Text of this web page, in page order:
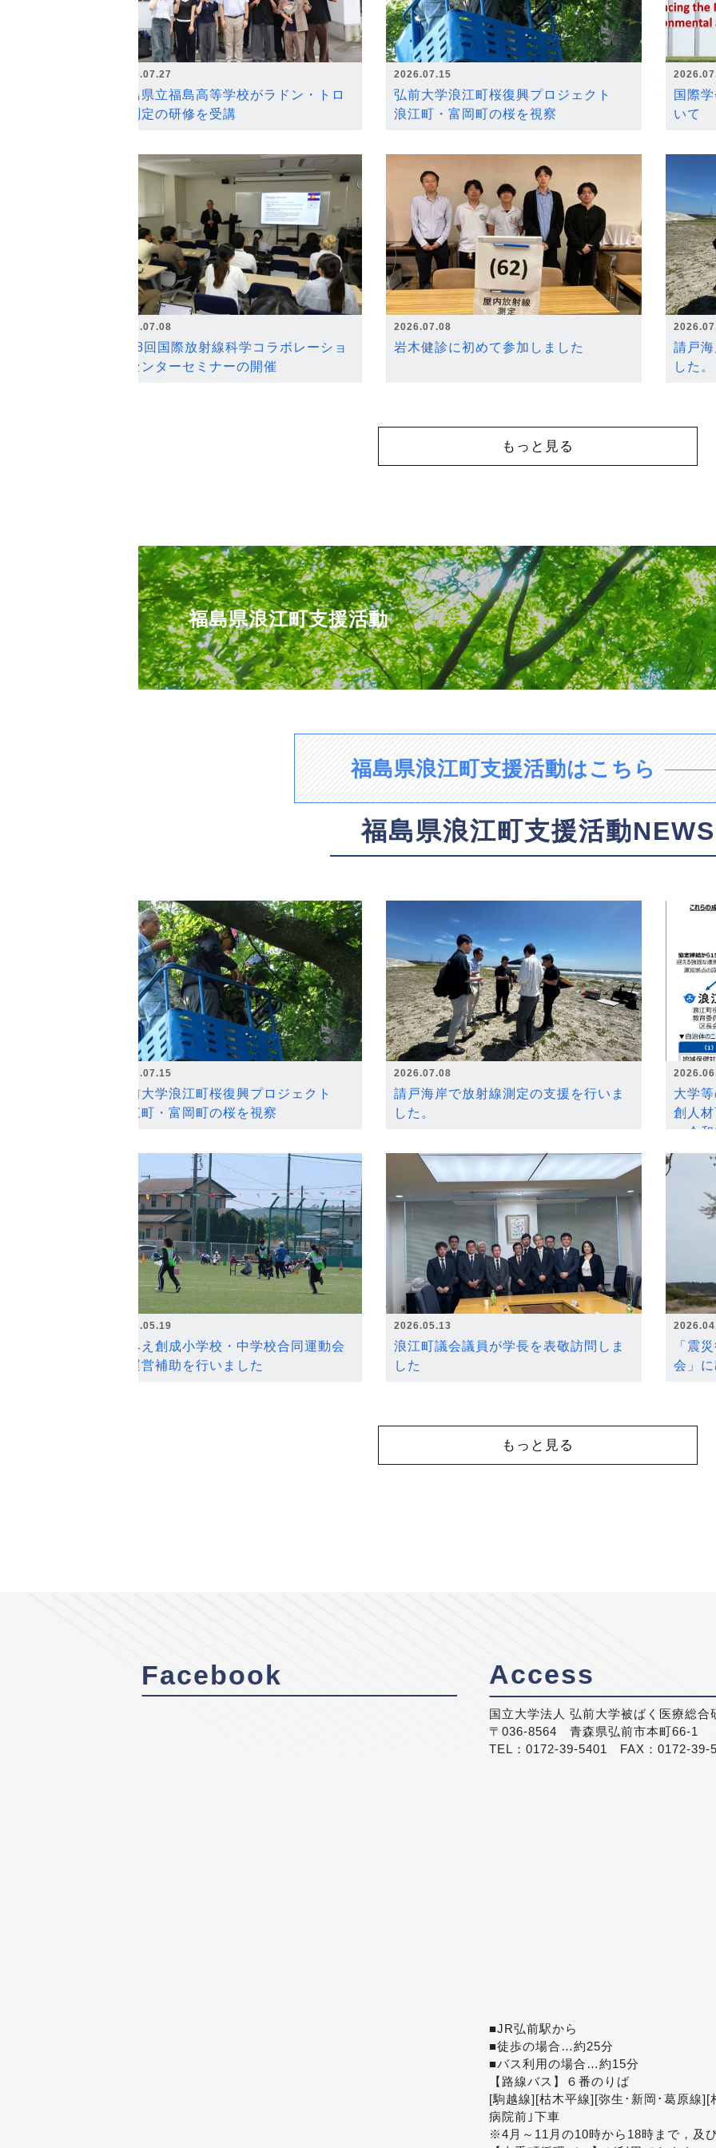
2026.07.27
福島県立福島高等学校がラドン・トロ
ン測定の研修を受講
2026.07.15
弘前大学浪江町桜復興プロジェクト
浪江町・富岡町の桜を視察
国際
いて
2026.07.08
第18回国際放射線科学コラボレーショ
ンセンターセミナーの開催
2026.07.08
岩木健診に初めて参加しました
請戸
した。
もっと見る
福島県浪江町支援活動
福島県浪江町支援活動はこちら
福島県浪江町支援活動NEWS
2026.07.15
弘前大学浪江町桜復興プロジェクト
浪江町・富岡町の桜を視察
2026.07.08
請戸海岸で放射線測定の支援を行いま
した。
大学
創人
～令
2026.05.19
なみえ創成小学校・中学校合同運動会
の運営補助を行いました
2026.05.13
浪江町議会議員が学長を表敬訪問しま
した
「震
会」
もっと見る
Facebook Access
国立大学法人 弘前大学被ばく医療総合
〒036-8564 青森県弘前市本町66-1
TEL：0172-39-5401 FAX：0172-39-
■JR弘前駅から
■徒歩の場合…約25分
■バス利用の場合…約15分
【路線バス】６番のりば
[駒越線][枯木平線][弥生･新岡･葛原線
病院前｣下車
※4月～11月の10時から18時まで，及